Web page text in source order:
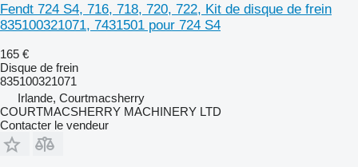
Fendt 724 S4, 716, 718, 720, 722, Kit de disque de frein
835100321071, 7431501 pour 724 S4
165 €
Disque de frein
835100321071
Irlande, Courtmacsherry
COURTMACSHERRY MACHINERY LTD
Contacter le vendeur